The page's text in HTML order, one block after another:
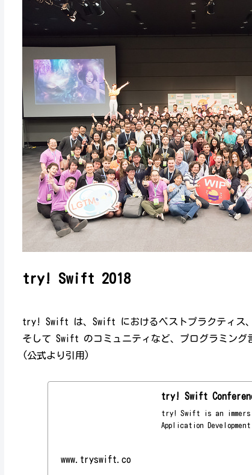
try! Swift 2018
try! Swift は、Swift におけるベストプラクティス
そして Swift のコミュニティなど、プログラミング
(公式より引用)
try! Swift
try! Swift is an
Application
www.tryswift.co